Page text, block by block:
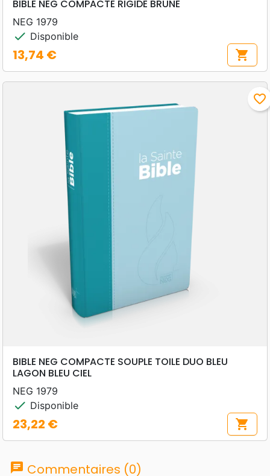
BIBLE NEG COMPACTE RIGIDE BRUNE
NEG 1979
check Disponible
Prix
13,74 € shopping_cart
favorite_border
BIBLE NEG COMPACTE SOUPLE TOILE DUO BLEU
LAGON BLEU CIEL
NEG 1979
check Disponible
Prix
23,22 € shopping_cart
chat Commentaires (0)